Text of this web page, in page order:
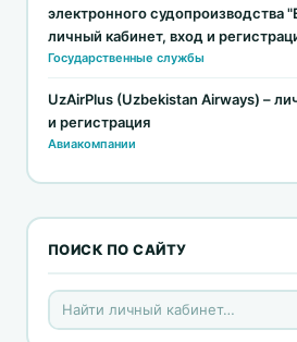
электронного судопроизводства
личный кабинет, вход и
Государственные службы
UzAirPlus (Uzbekistan Airways) –
и регистрация
Авиакомпании
ПОИСК ПО САЙТУ